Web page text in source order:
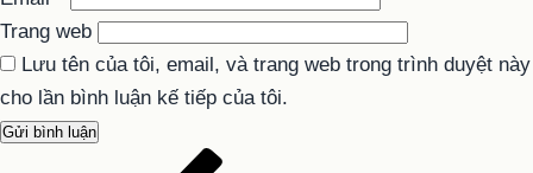
Trang web
Lưu tên của tôi, email, và trang web trong trình duyệt này
cho lần bình luận kế tiếp của tôi.